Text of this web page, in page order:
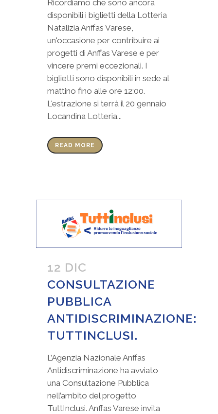
Ricordiamo che sono ancora
disponibili i biglietti della Lotteria
Natalizia Anffas Varese,
un'occasione per contribuire ai
progetti di Anffas Varese e per
vincere premi eccezionali. I
biglietti sono disponibili in sede al
mattino fino alle ore 12:00.
L'estrazione si terrà il 20 gennaio
Locandina Lotteria...
READ MORE
12 DIC
CONSULTAZIONE
PUBBLICA
ANTIDISCRIMINAZIONE:
TUTTINCLUSI.
L’Agenzia Nazionale Anffas
Antidiscriminazione ha avviato
una Consultazione Pubblica
nell’ambito del progetto
TuttInclusi. Anffas Varese invita